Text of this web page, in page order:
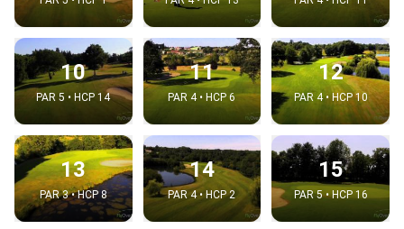
10
PAR 5 • HCP 14
11
PAR 4 • HCP 6
12
PAR 4 • HCP 10
13
PAR 3 • HCP 8
14
PAR 4 • HCP 2
15
PAR 5 • HCP 16